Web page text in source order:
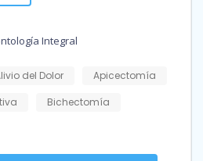
Integral
del Dolor
Apicectomía
Bichectomía